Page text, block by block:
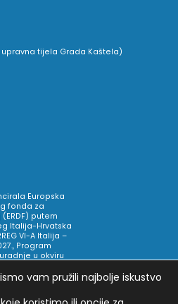
tijela Grada Kaštela)
Europska
fonda za
putem
Italija-Hrvatska
VI-A Italija –
Program
u okviru
vam pružili najbolje iskustvo